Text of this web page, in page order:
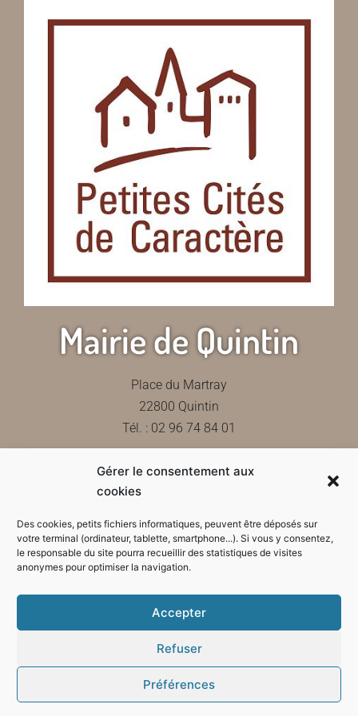
Gérer le consentement aux
cookies
Des cookies, petits fichiers informatiques, peuvent être déposés sur
votre terminal (ordinateur, tablette, smartphone...). Si vous y consentez,
le responsable du site pourra recueillir des statistiques de visites
anonymes pour optimiser la navigation.
Accepter
Refuser
Préférences
Mairie de Quintin
Place du Martray
22800 Quintin
Tél. : 02 96 74 84 01
Contactez-nous
Horaires d'ouverture de la mairie
Mode sombre :